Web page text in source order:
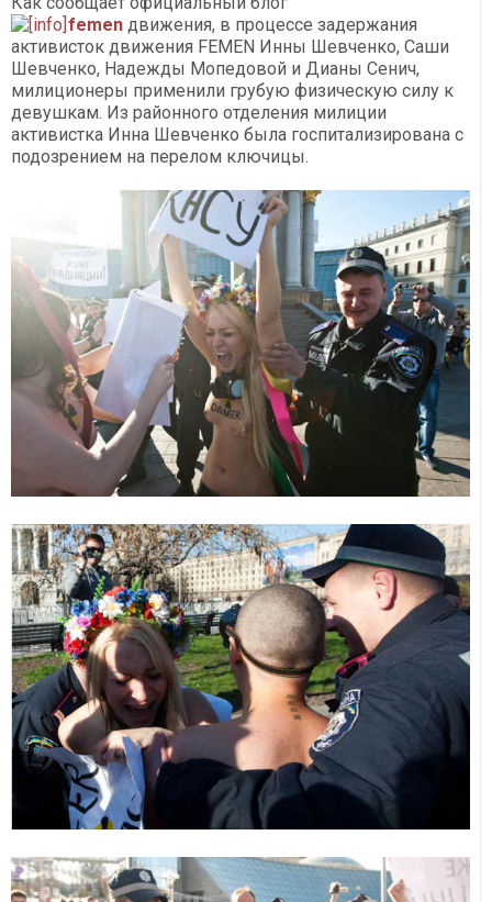
femen движения, в процессе задержания
активисток движения FEMEN Инны Шевченко, Саши
Шевченко, Надежды Мопедовой и Дианы Сенич,
милиционеры применили грубую физическую силу к
девушкам. Из районного отделения милиции
активистка Инна Шевченко была госпитализирована с
подозрением на перелом ключицы.